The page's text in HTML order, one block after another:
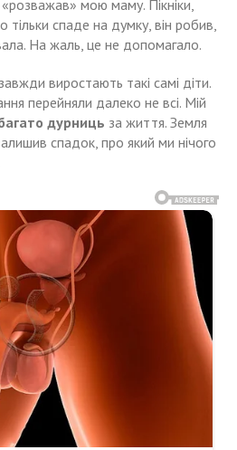
«розважав» мою маму. Пікніки,
спаде на думку, він робив,
На жаль, це не допомагало.
виростають такі самі діти.
перейняли далеко не всі. Мій
дурниць за життя. Земля
спадок, про який ми нічого